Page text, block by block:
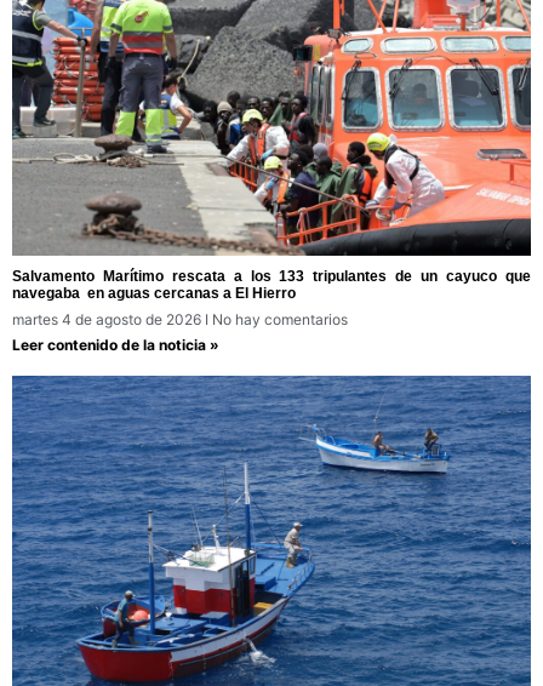
Salvamento Marítimo rescata a los 133 tripulantes de un cayuco que
navegaba en aguas cercanas a El Hierro
martes 4 de agosto de 2026
No hay comentarios
Leer contenido de la noticia »